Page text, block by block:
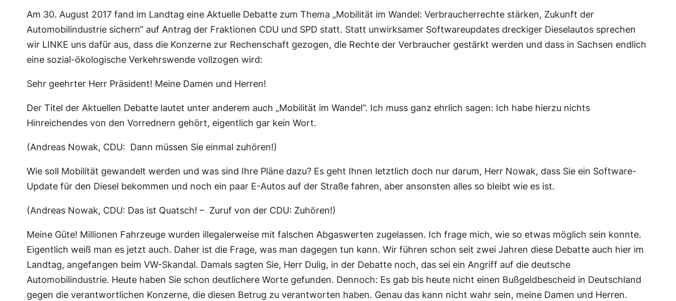
Am 30. August 2017 fand im Landtag eine Aktuelle Debatte zum Thema „Mobilität im Wandel: Verbraucherrechte stärken, Zukunft der
Automobilindustrie sichern“ auf Antrag der Fraktionen CDU und SPD statt. Statt unwirksamer Softwareupdates dreckiger Dieselautos sprechen
wir LINKE uns dafür aus, dass die Konzerne zur Rechenschaft gezogen, die Rechte der Verbraucher gestärkt werden und dass in Sachsen endlich
eine sozial-ökologische Verkehrswende vollzogen wird:
Sehr geehrter Herr Präsident! Meine Damen und Herren!
Der Titel der Aktuellen Debatte lautet unter anderem auch „Mobilität im Wandel“. Ich muss ganz ehrlich sagen: Ich habe hierzu nichts
Hinreichendes von den Vorrednern gehört, eigentlich gar kein Wort.
(Andreas Nowak, CDU: Dann müssen Sie einmal zuhören!)
Wie soll Mobilität gewandelt werden und was sind Ihre Pläne dazu? Es geht Ihnen letztlich doch nur darum, Herr Nowak, dass Sie ein Software-
Update für den Diesel bekommen und noch ein paar E-Autos auf der Straße fahren, aber ansonsten alles so bleibt wie es ist.
(Andreas Nowak, CDU: Das ist Quatsch! – Zuruf von der CDU: Zuhören!)
Meine Güte! Millionen Fahrzeuge wurden illegalerweise mit falschen Abgaswerten zugelassen. Ich frage mich, wie so etwas möglich sein konnte.
Eigentlich weiß man es jetzt auch. Daher ist die Frage, was man dagegen tun kann. Wir führen schon seit zwei Jahren diese Debatte auch hier im
Landtag, angefangen beim VW-Skandal. Damals sagten Sie, Herr Dulig, in der Debatte noch, das sei ein Angriff auf die deutsche
Automobilindustrie. Heute haben Sie schon deutlichere Worte gefunden. Dennoch: Es gab bis heute nicht einen Bußgeldbescheid in Deutschland
gegen die verantwortlichen Konzerne, die diesen Betrug zu verantworten haben. Genau das kann nicht wahr sein, meine Damen und Herren.